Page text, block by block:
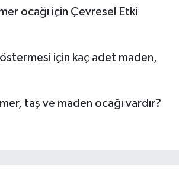
ocağı için Çevresel Etki
için kaç adet maden,
taş ve maden ocağı vardır?